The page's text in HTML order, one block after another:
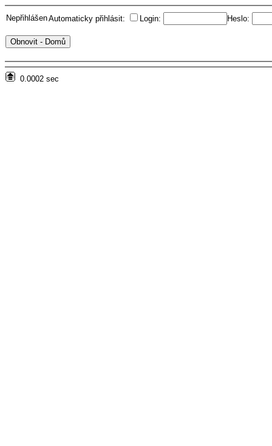
NepřihlášenAutomaticky přihlásit: Login: Heslo:
0.0002 sec